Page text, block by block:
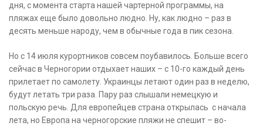
дня, с момента старта нашей чартерной программы, на
пляжах еще было довольно людно. Ну, как людно – раз в
десять меньше народу, чем в обычные года в пик сезона.
Но с 14 июля курортников совсем поубавилось. Больше всего
сейчас в Черногории отдыхает наших – с 10-го каждый день
прилетает по самолету. Украинцы летают один раз в неделю,
будут летать три раза. Пару раз слышали немецкую и
польскую речь. Для европейцев страна открылась с начала
лета, но Европа на черногорские пляжи не спешит – во-